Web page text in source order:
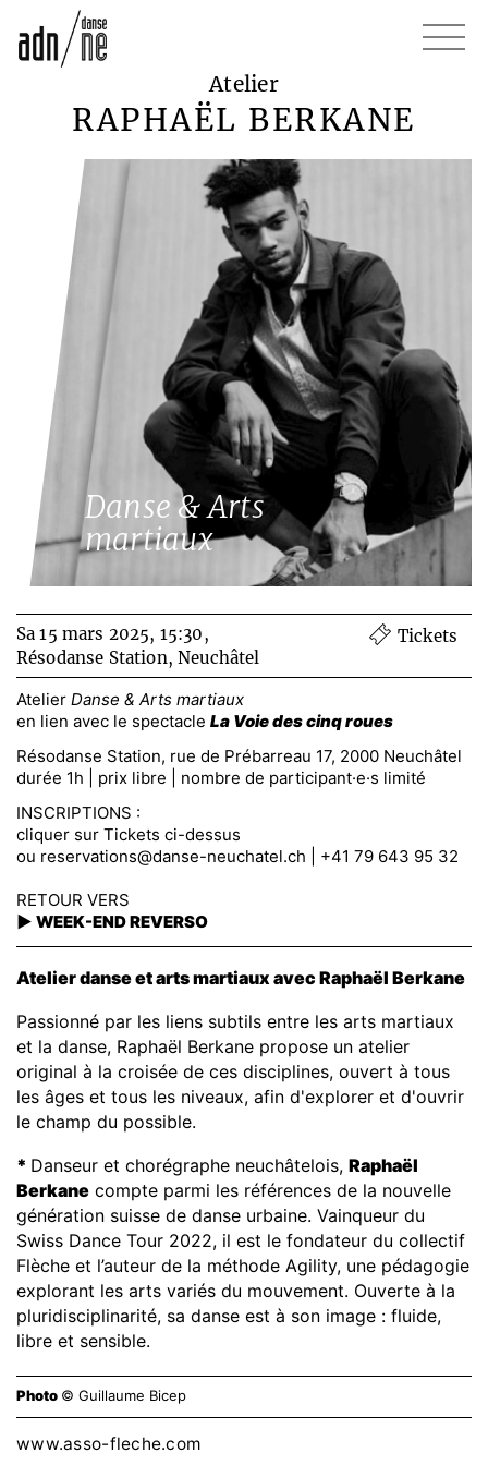
Atelier
RAPHAËL BERKANE
Danse & Arts
martiaux
Sa 15 mars 2025, 15:30,
Résodanse Station, Neuchâtel
Tickets
Atelier Danse & Arts martiaux
en lien avec le spectacle La Voie des cinq roues
Résodanse Station, rue de Prébarreau 17, 2000 Neuchâtel
durée 1h | prix libre | nombre de participant·e·s limité
INSCRIPTIONS :
cliquer sur Tickets ci-dessus
ou reservations@danse-neuchatel.ch | +41 79 643 95 32
RETOUR VERS
► WEEK-END REVERSO
Atelier danse et arts martiaux avec Raphaël Berkane
Passionné par les liens subtils entre les arts martiaux
et la danse, Raphaël Berkane propose un atelier
original à la croisée de ces disciplines, ouvert à tous
les âges et tous les niveaux, afin d'explorer et d'ouvrir
le champ du possible.
* Danseur et chorégraphe neuchâtelois, Raphaël
Berkane compte parmi les références de la nouvelle
génération suisse de danse urbaine. Vainqueur du
Swiss Dance Tour 2022, il est le fondateur du collectif
Flèche et l’auteur de la méthode Agility, une pédagogie
explorant les arts variés du mouvement. Ouverte à la
pluridisciplinarité, sa danse est à son image : fluide,
libre et sensible.
Photo © Guillaume Bicep
www.asso-fleche.com